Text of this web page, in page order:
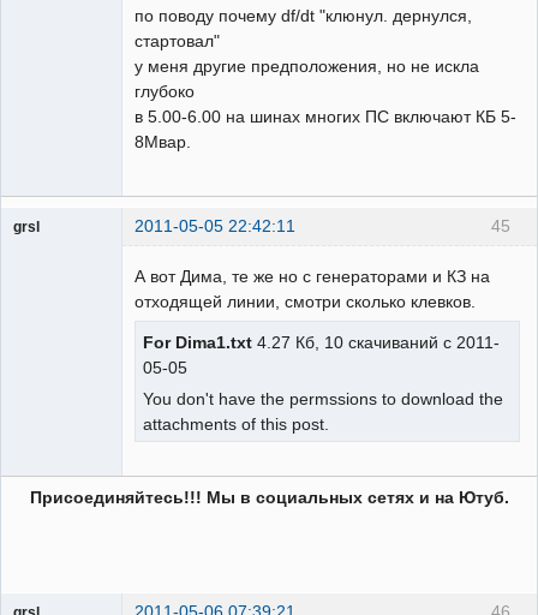
по поводу почему df/dt "клюнул. дернулся,
стартовал"
у меня другие предположения, но не искла
глубоко
в 5.00-6.00 на шинах многих ПС включают КБ 5-
8Мвар.
45
grsl 2011-05-05 22:42:11
А вот Дима, те же но с генераторами и КЗ на
отходящей линии, смотри сколько клевков.
For Dima1.txt 4.27 Кб, 10 скачиваний с 2011-
05-05
You don't have the permssions to download the
attachments of this post.
Присоединяйтесь!!! Мы в социальных сетях и на Ютуб.